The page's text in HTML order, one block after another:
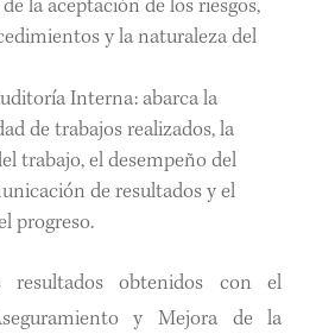
la aceptación de los riesgos,
y la naturaleza del
Interna: abarca la
de trabajos realizados, la
trabajo, el desempeño del
de resultados y el
progreso.
resultados obtenidos con el
y Mejora de la